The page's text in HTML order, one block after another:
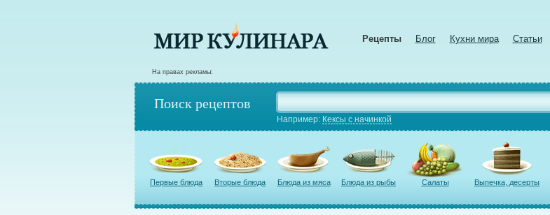
Рецепты Блог Кухни мира Статьи
На правах рекламы:
Поиск рецептов
Например: Кексы с начинкой
Первые блюда Вторые блюда Блюда из мяса Блюда из рыбы Салаты Выпечка, десерты